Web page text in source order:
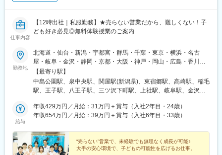
仕事内容
【12時出社｜私服勤務】★売らない営業だから、難しくない！子
ども好き必見◎無料体験授業のご案内
勤務地
北海道・仙台・新潟・宇都宮・群馬・千葉・東京・横浜・名古
屋・岐阜・金沢・静岡・京都・大阪・神戸・岡山・広島・香川・
熊本・鹿児島の、22拠点で増員採用！★希望支社へ配属★U・Iタ
ーン歓迎（社宅あり！ぜひお気軽にご相談ください）【北海道・
東北】札幌支社／仙台支社【関東甲信越】新潟支社／栃木支社／
関西】名古屋支社／岐阜支社／金沢支社／静岡支社／京都支社／
大阪支社／神戸支社【中国四国・九州】岡山支社／広島支社／高
残業6時間以内！直帰もOK／★私服でOK！革靴、パンプスも不要
★賞与年2回＋インセンティブあり！年収650万円超も可能★育
児・介護休業制度や退職金制度など、充実の福利厚生あり引っ越
【最寄り駅】
中島公園駅、泉中央駅、関屋駅(新潟県)、東宿郷駅、高崎駅、稲毛
駅、王子駅、八王子駅、三ツ沢下町駅、上社駅、岐阜駅、金沢
前駅、松島二丁目駅、東比恵駅、平成駅、二中通駅、山鼻９条
駅、駅東公園前駅、王子駅前駅、京王八王子駅、反町駅、広電五
京都)、神奈川駅、五日市駅、武之橋駅
給与
年収429万円／月給：31万円＋賞与（入社2年目・24歳）
年収654万円／月給：39万円＋賞与（入社6年目・33歳）
“売らない”営業で、未経験でも無理なく成長が可能♪
大手の安心環境で、子どもの可能性を広げるお仕事。